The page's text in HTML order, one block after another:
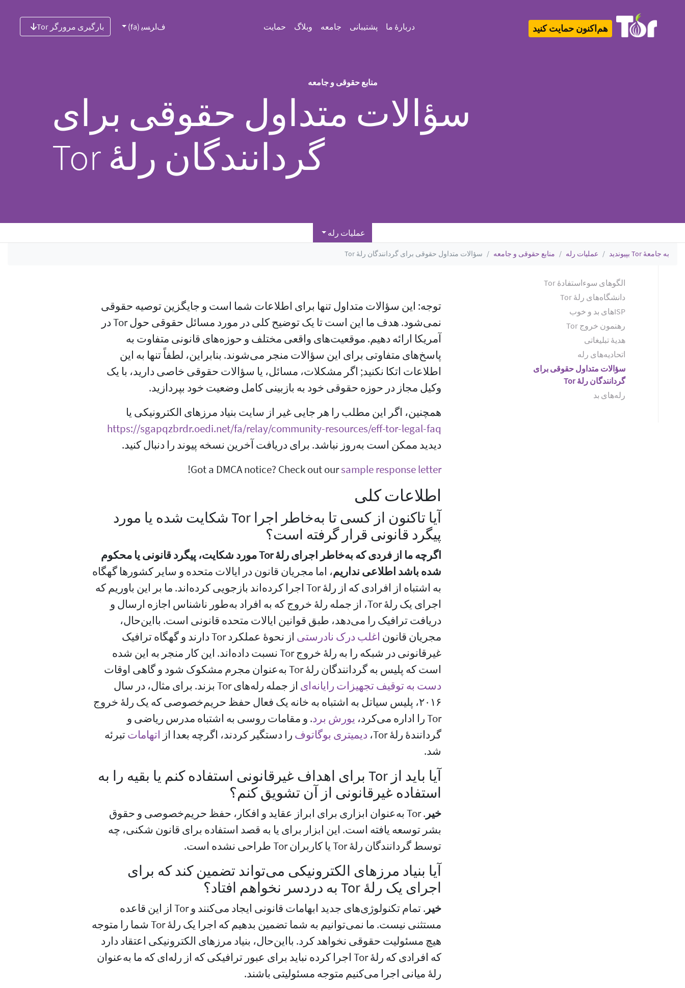
هم‌اکنون حمایت کنید دربارهٔ ما پشتیبانی جامعه وبلاگ حمایت ﻑﺍﺮﺴﯾ (fa) بارگیری مرورگر Tor
منابع حقوقی و جامعه
سؤالات متداول حقوقی برای
گردانندگان رلهٔ Tor
عملیات رله
به جامعهٔ Tor بپیوندید عملیات رله منابع حقوقی و جامعه سؤالات متداول حقوقی برای گردانندگان رلهٔ Tor
الگوهای سوءاستفادهٔ Tor
دانشگاه‌های رلهٔ Tor
ISPهای بد و خوب
رهنمون خروج Tor
هدیهٔ تبلیغاتی
اتحادیه‌های رله
سؤالات متداول حقوقی برای
گردانندگان رلهٔ Tor
رله‌های بد
توجه: این سؤالات متداول تنها برای اطلاعات شما است و جایگزین توصیه حقوقی
نمی‌شود. هدف ما این است تا یک توضیح کلی در مورد مسائل حقوقی حول Tor در
آمریکا ارائه دهیم. موقعیت‌های واقعی مختلف و حوزه‌های قانونی متفاوت به
پاسخ‌های متفاوتی برای این سؤالات منجر می‌شوند. بنابراین، لطفاً تنها به این
اطلاعات اتکا نکنید; اگر مشکلات، مسائل، یا سؤالات حقوقی خاصی دارید، با یک
وکیل مجاز در حوزه حقوقی خود به بازبینی کامل وضعیت خود بپردازید.
همچنین، اگر این مطلب را هر جایی غیر از سایت بنیاد مرزهای الکترونیکی یا
https://sgapqzbrdr.oedi.net/fa/relay/community-resources/eff-tor-legal-faq
دیدید ممکن است به‌روز نباشد. برای دریافت آخرین نسخه پیوند را دنبال کنید.
Got a DMCA notice? Check out oursample response letter
!
اطلاعات کلی
آیا تاکنون از کسی تا به‌خاطر اجرا Tor شکایت شده یا مورد
پیگرد قانونی قرار گرفته است؟
اگرچه ما از فردی که به‌خاطر اجرای رلهٔ Tor مورد شکایت، پیگرد قانونی یا محکوم
شده باشد اطلاعی نداریم، اما مجریان قانون در ایالات متحده و سایر کشورها گهگاه
به اشتباه از افرادی که از رلهٔ Tor اجرا کرده‌اند بازجویی کرده‌اند. ما بر این باوریم که
اجرای یک رلهٔ Tor، از جمله رلهٔ خروج که به افراد به‌طور ناشناس اجازه ارسال و
دریافت ترافیک را می‌دهد، طبق قوانین ایالات متحده قانونی است. بااین‌حال،
مجریان قانون اغلب درک نادرستی
از نحوهٔ عملکرد Tor دارند و گهگاه ترافیک
غیرقانونی در شبکه را به رلهٔ خروج Tor نسبت داده‌اند. این کار منجر به این شده
است که پلیس به گردانندگان رلهٔ Tor به‌عنوان مجرم مشکوک شود و گاهی اوقات
دست به توقیف تجهیزات رایانه‌ای
از جمله رله‌های Tor بزند. برای مثال، در سال
۲۰۱۶، پلیس سیاتل به اشتباه به خانه یک فعال حفظ حریم‌خصوصی که یک رلهٔ خروج
Tor را اداره می‌کرد،
یورش برد. و مقامات روسی به اشتباه مدرس ریاضی و
گردانندهٔ رلهٔ Tor،
دیمیتری بوگاتوف را دستگیر کردند، اگرچه بعدا از اتهاماتتبرئه
شد.
آیا باید از Tor برای اهداف غیرقانونی استفاده کنم یا بقیه را به
استفاده غیرقانونی از آن تشویق کنم؟
خیر
. Tor به‌عنوان ابزاری برای ابراز عقاید و افکار، حفظ حریم‌خصوصی و حقوق
بشر توسعه یافته است. این ابزار برای یا به قصد استفاده برای قانون شکنی، چه
توسط گردانندگان رلهٔ Tor یا کاربران Tor طراحی نشده است.
آیا بنیاد مرزهای الکترونیکی می‌تواند تضمین کند که برای
اجرای یک رلهٔ Tor به دردسر نخواهم افتاد؟
خیر
. تمام تکنولوژی‌های جدید ابهامات قانونی ایجاد می‌کنند و Tor از این قاعده
مستثنی نیست. ما نمی‌توانیم به شما تضمین بدهیم که اجرا یک رلهٔ Tor شما را متوجه
هیچ مسئولیت حقوقی نخواهد کرد. بااین‌حال، بنیاد مرزهای الکترونیکی اعتقاد دارد
که افرادی که رلهٔ Tor اجرا کرده نباید برای عبور ترافیکی که از رله‌ای که ما به‌عنوان
رلهٔ میانی اجرا می‌کنیم متوجه مسئولیتی باشند.